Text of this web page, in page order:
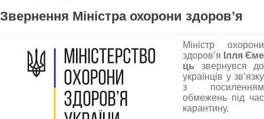
Звернення Міністра охорони здоров’я
Міністр охорони
здоров’я Ілля Єме
ць звернувся до
українців у зв’язку
з посиленням
обмежень під час
карантину.